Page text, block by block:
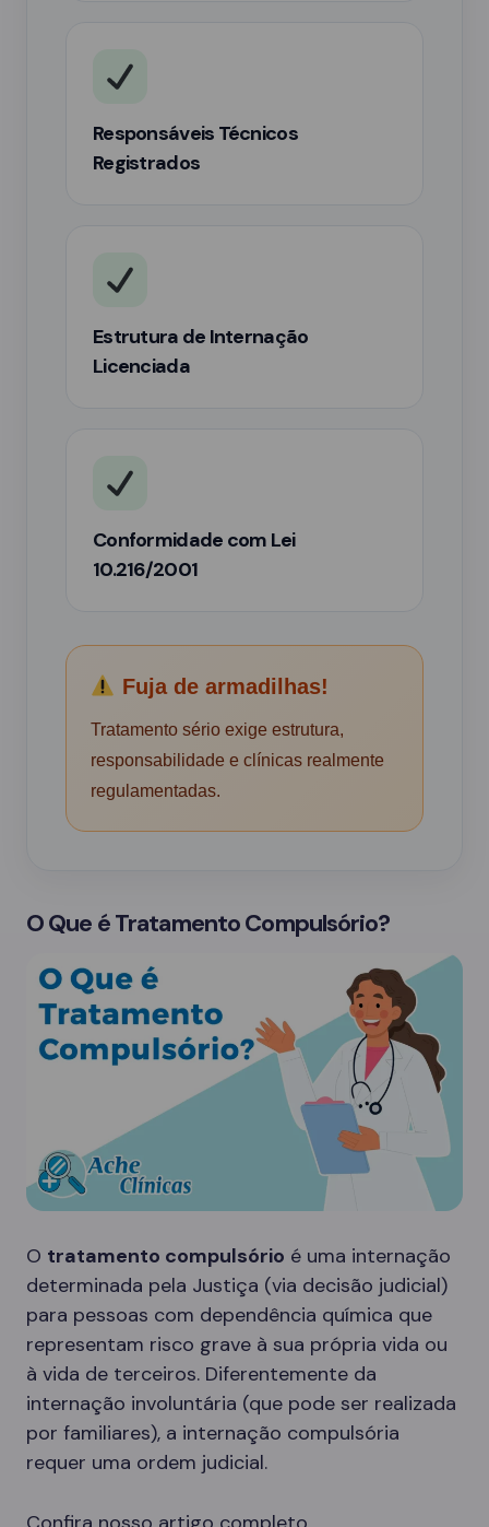
Responsáveis Técnicos
Registrados
Estrutura de Internação
Licenciada
Conformidade com Lei
10.216/2001
Fuja de armadilhas!
Tratamento sério exige estrutura,
responsabilidade e clínicas realmente
regulamentadas.
O Que é Tratamento Compulsório?
O tratamento compulsório é uma internação
determinada pela Justiça (via decisão judicial)
para pessoas com dependência química que
representam risco grave à sua própria vida ou
à vida de terceiros. Diferentemente da
internação involuntária (que pode ser realizada
por familiares), a internação compulsória
requer uma ordem judicial.